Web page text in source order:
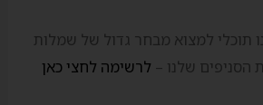
תוכלי למצוא מבחר גדול של שמלות
הסניפים שלנו – לרשימה לחצי כאן